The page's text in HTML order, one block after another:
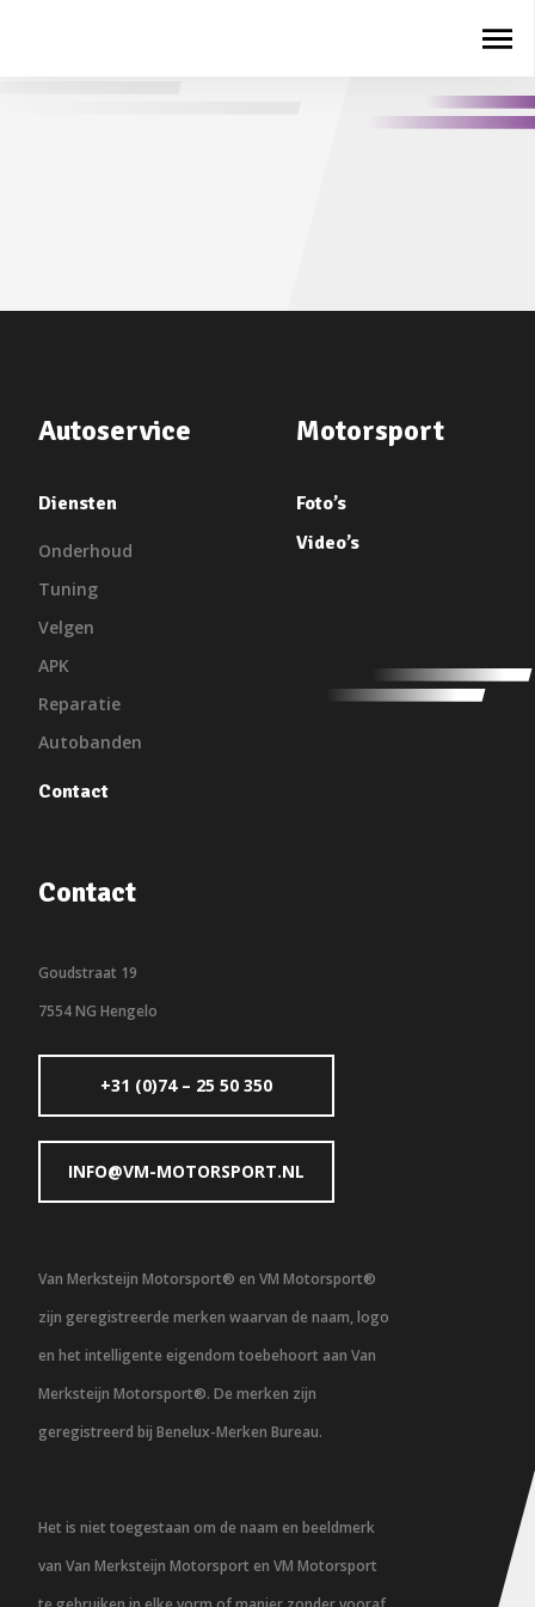
Autoservice
Diensten
Onderhoud
Tuning
Velgen
APK
Reparatie
Autobanden
Contact
Motorsport
Foto’s
Video’s
Contact
Goudstraat 19
7554 NG Hengelo
+31 (0)74 – 25 50 350
INFO@VM-MOTORSPORT.NL
Van Merksteijn Motorsport® en VM Motorsport®
zijn geregistreerde merken waarvan de naam, logo
en het intelligente eigendom toebehoort aan Van
Merksteijn Motorsport®. De merken zijn
geregistreerd bij Benelux-Merken Bureau.
Het is niet toegestaan om de naam en beeldmerk
van Van Merksteijn Motorsport en VM Motorsport